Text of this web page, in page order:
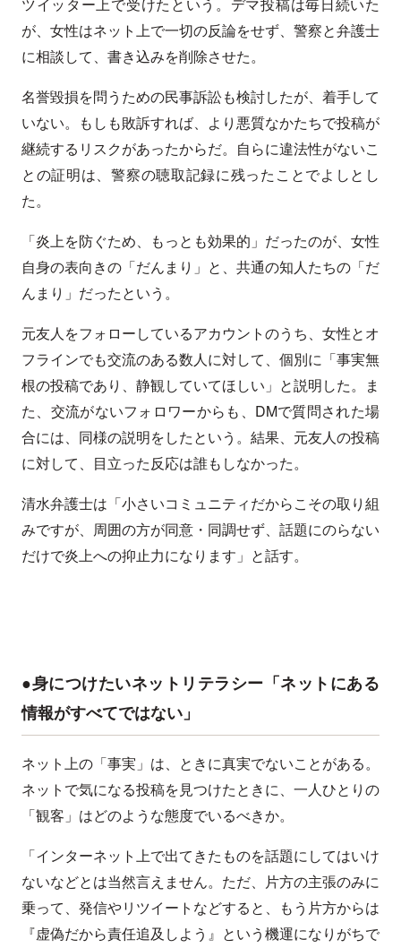
ツイッター上で受けたという。デマ投稿は毎日続いた
が、女性はネット上で一切の反論をせず、警察と弁護士
に相談して、書き込みを削除させた。
名誉毀損を問うための民事訴訟も検討したが、着手して
いない。もしも敗訴すれば、より悪質なかたちで投稿が
継続するリスクがあったからだ。自らに違法性がないこ
との証明は、警察の聴取記録に残ったことでよしとし
た。
「炎上を防ぐため、もっとも効果的」だったのが、女性
自身の表向きの「だんまり」と、共通の知人たちの「だ
んまり」だったという。
元友人をフォローしているアカウントのうち、女性とオ
フラインでも交流のある数人に対して、個別に「事実無
根の投稿であり、静観していてほしい」と説明した。ま
た、交流がないフォロワーからも、DMで質問された場
合には、同様の説明をしたという。結果、元友人の投稿
に対して、目立った反応は誰もしなかった。
清水弁護士は「小さいコミュニティだからこその取り組
みですが、周囲の方が同意・同調せず、話題にのらない
だけで炎上への抑止力になります」と話す。
●身につけたいネットリテラシー「ネットにある
情報がすべてではない」
ネット上の「事実」は、ときに真実でないことがある。
ネットで気になる投稿を見つけたときに、一人ひとりの
「観客」はどのような態度でいるべきか。
「インターネット上で出てきたものを話題にしてはいけ
ないなどとは当然言えません。ただ、片方の主張のみに
乗って、発信やリツイートなどすると、もう片方からは
『虚偽だから責任追及しよう』という機運になりがちで